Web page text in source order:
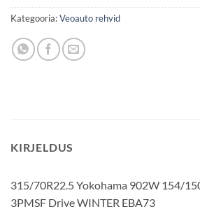
Kategooria:Veoauto rehvid
KIRJELDUS
315/70R22.5 Yokohama 902W 154/
3PMSF Drive WINTER EBA73